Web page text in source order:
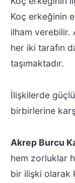
Koç erkeğinin
ilham verebilir.
her iki tarafın
taşımaktadır.
İlişkilerde
birbirlerine
Akrep Burcu
hem zorluklar
bir ilişki olarak